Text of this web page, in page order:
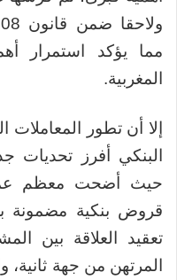
مما يؤكد استمرار
المغربية.
إلا أن تطور المعاملات
البنكي أفرز تحديات
حيث أضحت معظم
قروض بنكية مضمونة
تعقيد العلاقة بين
المرتهن من جهة